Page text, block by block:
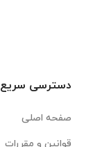
دسترسی سریع
صفحه اصلی
قوانین و مقررات